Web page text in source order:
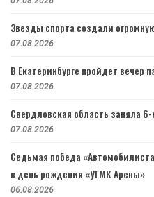
Звезды спорта создали
07.08.2026
В Екатеринбурге пройдет
07.08.2026
Свердловская область заняла
07.08.2026
Седьмая победа
в день рождения «УГМК Арены»
06.08.2026